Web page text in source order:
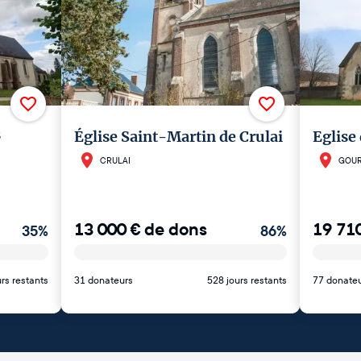
35%
restants
Église Saint-Martin de Crulai
CRULAI
13 000€de dons 86%
31 donateurs 528 jours restants
19
77